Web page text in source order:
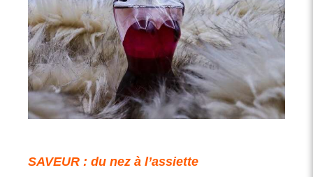
SAVEUR : du nez à l’assiette